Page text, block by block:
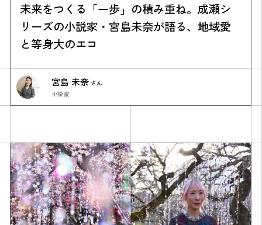
Action list
アクションリスト
未来をつくる「一歩」の積み重ね。成瀬シ
リーズの小説家・宮島未奈が語る、地域愛
と等身大のエコ
宮島 未奈 さん
小説家